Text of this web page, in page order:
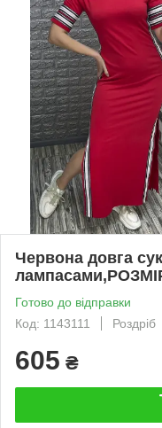
Червона довга
Готово до відправки
Код: 1143111
Роздріб
605 ₴